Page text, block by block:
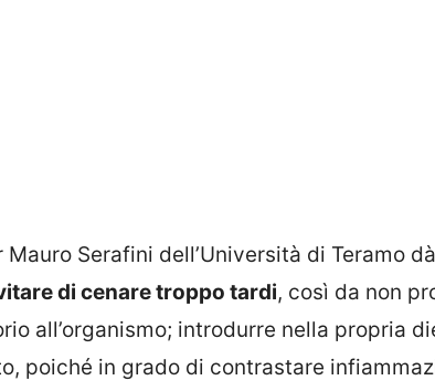
Mauro Serafini dell’Università di Teramo
di cenare troppo tardi, così da non
all’organismo; introdurre nella propria
poiché in grado di contrastare